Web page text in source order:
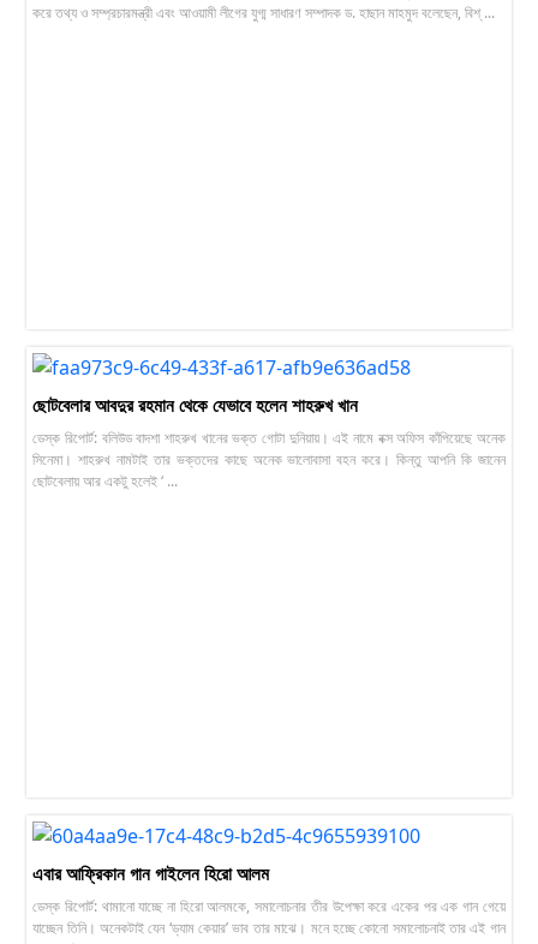
করে তথ্য ও সম্প্রচারমন্ত্রী এবং আওয়ামী লীগের যুগ্ম সাধারণ সম্পাদক ড. হাছান মাহমুদ বলেছেন, বিশ্ ...
ছোটবেলার আবদুর রহমান থেকে যেভাবে হলেন শাহরুখ খান
ডেস্ক রিপোর্ট: বলিউড বাদশা শাহরুখ খানের ভক্ত গোটা দুনিয়ায়। এই নামে বক্স অফিস কাঁপিয়েছে অনেক
সিনেমা। শাহরুখ নামটাই তার ভক্তদের কাছে অনেক ভালোবাসা বহন করে। কিন্তু আপনি কি জানেন
ছোটবেলায় আর একটু হলেই ‘ ...
এবার আফ্রিকান গান গাইলেন হিরো আলম
ডেস্ক রিপাের্ট: থামানো যাচ্ছে না হিরো আলমকে, সমালোচনার তীর উপেক্ষা করে একের পর এক গান গেয়ে
যাচ্ছেন তিনি। অনেকটাই যেন ‘ড্যাম কেয়ার’ ভাব তার মাঝে। মনে হচ্ছে কোনো সমালোচনাই তার এই গান